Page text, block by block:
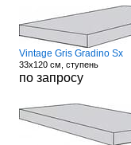
Vintage Gris Gradino Sx
33x120 см, ступень
по запросу